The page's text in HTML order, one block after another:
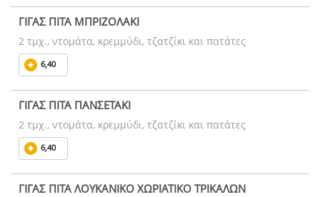
ΓΙΓΑΣ ΠΙΤΑ ΜΠΡΙΖΟΛΑΚΙ
2 τμχ., ντομάτα, κρεμμύδι, τζατζίκι και πατάτες
6,40
ΓΙΓΑΣ ΠΙΤΑ ΠΑΝΣΕΤΑΚΙ
2 τμχ., ντομάτα, κρεμμύδι, τζατζίκι και πατάτες
6,40
ΓΙΓΑΣ ΠΙΤΑ ΛΟΥΚΑΝΙΚΟ ΧΩΡΙΑΤΙΚΟ ΤΡΙΚΑΛΩΝ